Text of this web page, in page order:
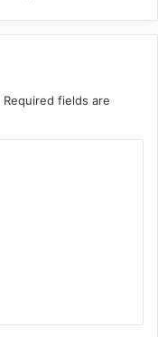
Required fields are